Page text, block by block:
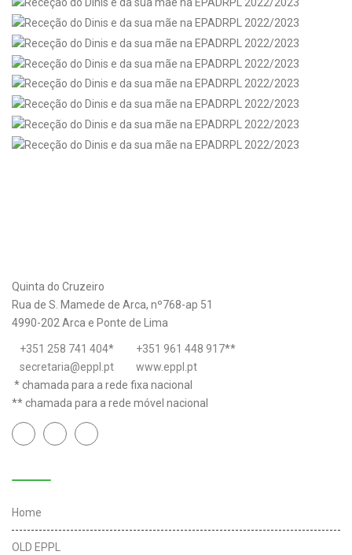
Quinta do Cruzeiro
Rua de S. Mamede de Arca, nº768-ap 51
4990-202 Arca e Ponte de Lima
+351 258 741 404* +351 961 448 917**
secretaria@eppl.pt
www.eppl.pt
* chamada para a rede fixa nacional
** chamada para a rede móvel nacional
Home
OLD EPPL